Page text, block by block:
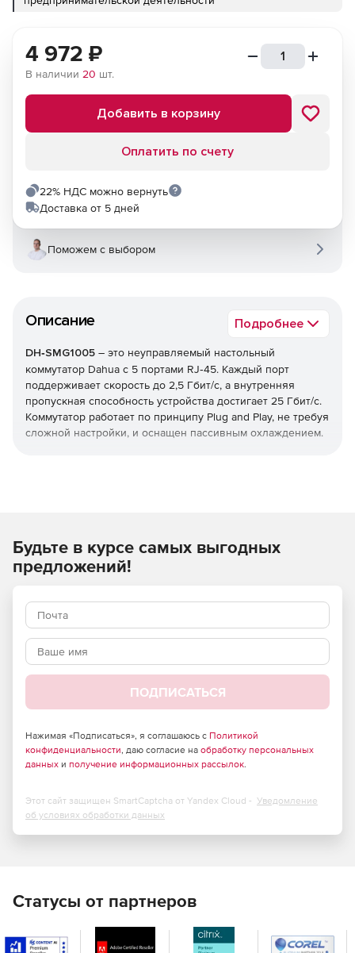
Описание Подробнее
DH‑SMG1005 – это неуправляемый настольный
коммутатор Dahua с 5 портами RJ‑45. Каждый порт
поддерживает скорость до 2,5 Гбит/с, а внутренняя
пропускная способность устройства достигает 25 Гбит/с.
Коммутатор работает по принципу Plug and Play, не требуя
сложной настройки, и оснащен пассивным охлаждением.
4 972 ₽
В наличии 20 шт.
Добавить в корзину
Оплатить по счету
22% НДС можно вернуть
Доставка от 5 дней
Поможем с выбором
Будьте в курсе самых выгодных
предложений!
ПОДПИСАТЬСЯ
Нажимая «Подписаться», я соглашаюсь с Политикой
конфиденциальности, даю согласие на обработку персональных
данных и получение информационных рассылок.
Этот сайт защищен SmartCaptcha от Yandex Cloud - Уведомление
об условиях обработки данных
Статусы от партнеров